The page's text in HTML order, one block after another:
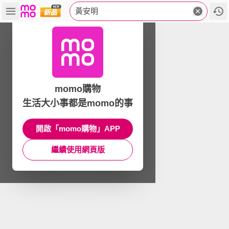
黃安明
momo購物
生活大小事都是momo的事
開啟「momo購物」APP
繼續使用網頁版